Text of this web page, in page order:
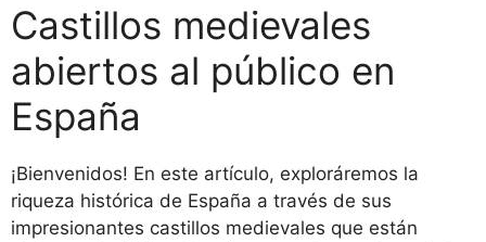
Castillos medievales
abiertos al público en
España
¡Bienvenidos! En este artículo, exploráremos la
riqueza histórica de España a través de sus
impresionantes castillos medievales que están